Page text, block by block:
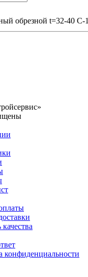
обрезной t=32-40 C-1
конфиденциальности